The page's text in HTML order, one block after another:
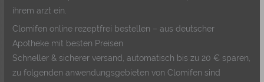
ihrem arzt ein.
Clomifen online rezeptfrei bestellen – aus deutscher
Apotheke mit besten Preisen
Schneller & sicherer versand, automatisch bis zu 20 € sparen,
zu folgenden anwendungsgebieten von Clomifen sind